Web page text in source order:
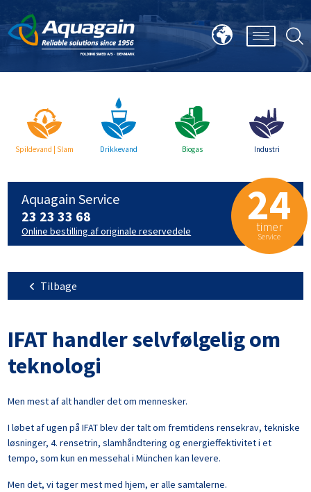
24
timer
Service
Aquagain Service
23 23 33 68
Online bestilling af originale reservedele
Spildevand | Slam Drikkevand Biogas Industri
Tilbage
IFAT handler selvfølgelig om
teknologi
Men mest af alt handler det om mennesker.
I løbet af ugen på IFAT blev der talt om fremtidens rensekrav, tekniske
løsninger, 4. rensetrin, slamhåndtering og energieffektivitet i et
tempo, som kun en messehal i München kan levere.
Men det, vi tager mest med hjem, er alle samtalerne.